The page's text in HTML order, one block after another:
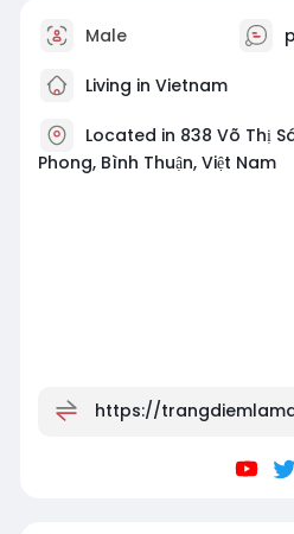
Male
Living in Vietnam
Located in 838 Võ Thị
Phong, Bình Thuận, Việt Nam
https://